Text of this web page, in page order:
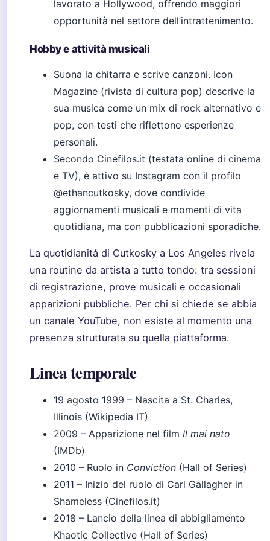
lavorato a Hollywood, offrendo maggiori
opportunità nel settore dell’intrattenimento.
Hobby e attività musicali
Suona la chitarra e scrive canzoni. Icon
Magazine (rivista di cultura pop) descrive la
sua musica come un mix di rock alternativo e
pop, con testi che riflettono esperienze
personali.
Secondo Cinefilos.it (testata online di cinema
e TV), è attivo su Instagram con il profilo
@ethancutkosky, dove condivide
aggiornamenti musicali e momenti di vita
quotidiana, ma con pubblicazioni sporadiche.
La quotidianità di Cutkosky a Los Angeles rivela
una routine da artista a tutto tondo: tra sessioni
di registrazione, prove musicali e occasionali
apparizioni pubbliche. Per chi si chiede se abbia
un canale YouTube, non esiste al momento una
presenza strutturata su quella piattaforma.
Linea temporale
19 agosto 1999 – Nascita a St. Charles,
Illinois (Wikipedia IT)
2009 – Apparizione nel film Il mai nato
(IMDb)
2010 – Ruolo in Conviction (Hall of Series)
2011 – Inizio del ruolo di Carl Gallagher in
Shameless (Cinefilos.it)
2018 – Lancio della linea di abbigliamento
Khaotic Collective (Hall of Series)